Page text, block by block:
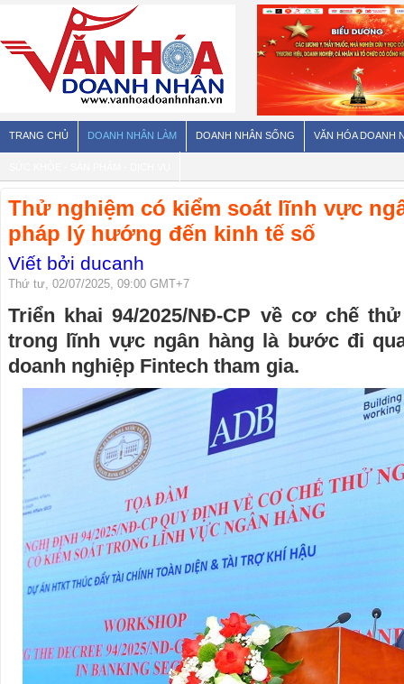
TRANG CHỦ DOANH NHÂN LÀM DOANH NHÂN SỐNG VĂN HÓA DOANH
Thử nghiệm có kiểm soát lĩnh vực
pháp lý hướng đến kinh tế số
Viết bởi ducanh
Thứ tư, 02/07/2025, 09:00 GMT+7
Triển khai 94/2025/NĐ-CP về cơ chế
trong lĩnh vực ngân hàng là bước đi
doanh nghiệp Fintech tham gia.